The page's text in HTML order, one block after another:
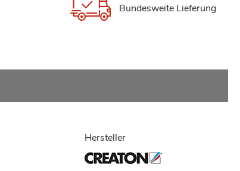
Bundesweite Lieferung
Hersteller